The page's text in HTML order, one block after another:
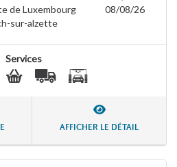
de Luxembourg
sur-alzette
08/08/26
Services
AFFICHER LE DÉTAIL